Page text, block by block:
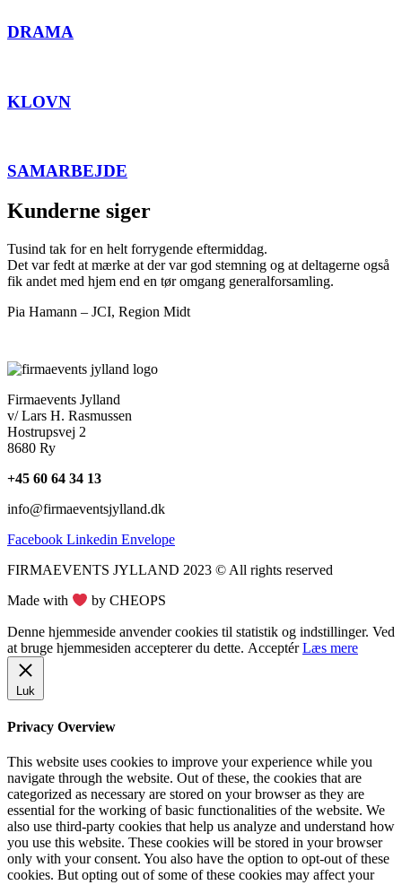
DRAMA
KLOVN
SAMARBEJDE
Kunderne siger
Tusind tak for en helt forrygende eftermiddag.
Det var fedt at mærke at der var god stemning og at deltagerne også
fik andet med hjem end en tør omgang generalforsamling.
Pia Hamann – JCI, Region Midt
Firmaevents Jylland
v/ Lars H. Rasmussen
Hostrupsvej 2
8680 Ry
+45 60 64 34 13
info@firmaeventsjylland.dk
Facebook Linkedin Envelope
FIRMAEVENTS JYLLAND 2023 © All rights reserved
Made with
by CHEOPS
Denne hjemmeside anvender cookies til statistik og indstillinger. Ved
at bruge hjemmesiden accepterer du dette. Acceptér Læs mere
Luk
Privacy Overview
This website uses cookies to improve your experience while you
navigate through the website. Out of these, the cookies that are
categorized as necessary are stored on your browser as they are
essential for the working of basic functionalities of the website. We
also use third-party cookies that help us analyze and understand how
you use this website. These cookies will be stored in your browser
only with your consent. You also have the option to opt-out of these
cookies. But opting out of some of these cookies may affect your